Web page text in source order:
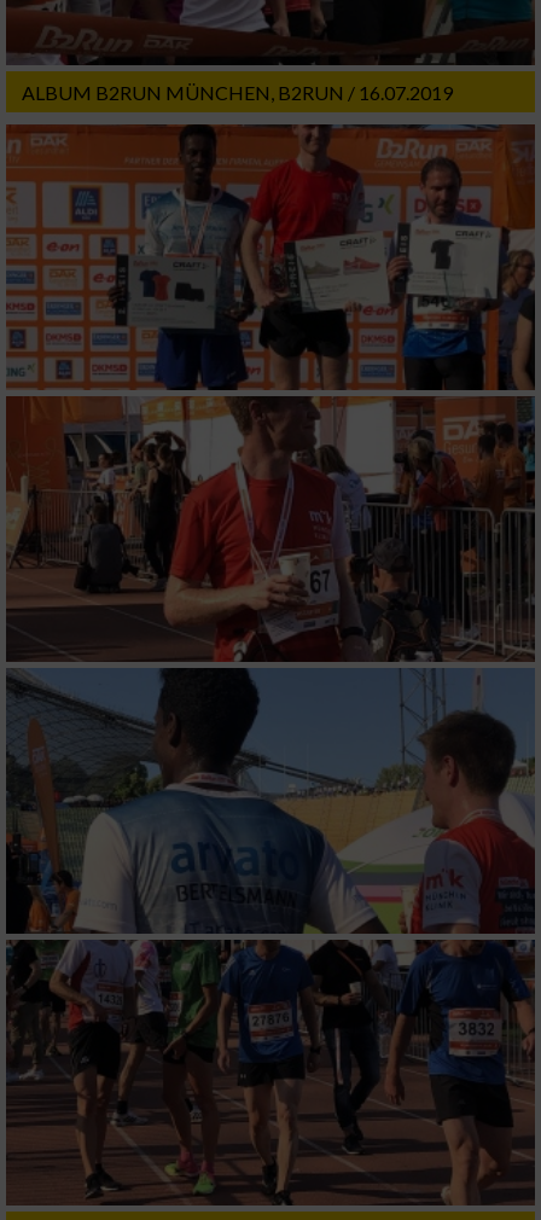
ALBUM B2RUN MÜNCHEN, B2RUN / 16.07.2019
Werbung